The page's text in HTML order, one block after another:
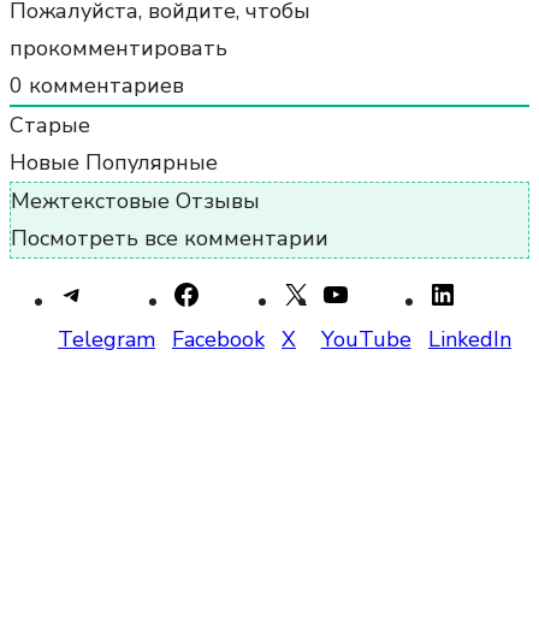
Пожалуйста, войдите, чтобы
прокомментировать
0 комментариев
Старые
Новые Популярные
Межтекстовые Отзывы
Посмотреть все комментарии
Telegram Facebook X YouTube LinkedIn